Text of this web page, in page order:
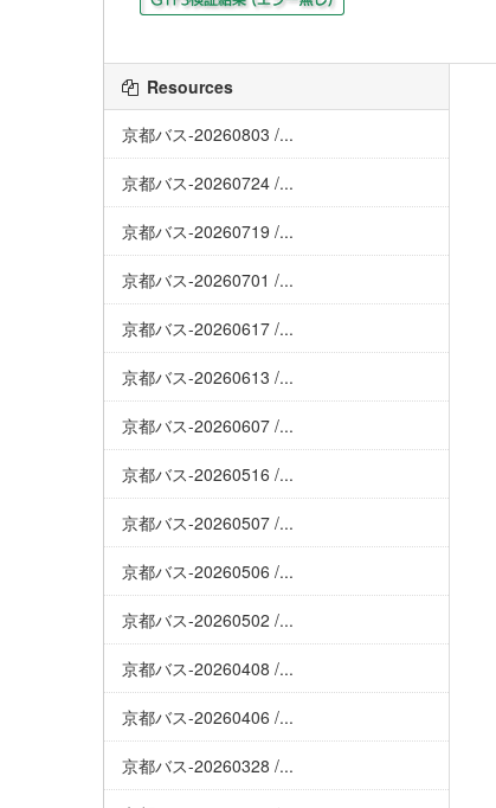
Resources
京都バス-20260803 /...
京都バス-20260724 /...
京都バス-20260719 /...
京都バス-20260701 /...
京都バス-20260617 /...
京都バス-20260613 /...
京都バス-20260607 /...
京都バス-20260516 /...
京都バス-20260507 /...
京都バス-20260506 /...
京都バス-20260502 /...
京都バス-20260408 /...
京都バス-20260406 /...
京都バス-20260328 /...